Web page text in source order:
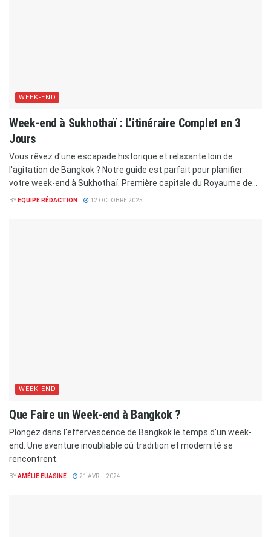
WEEK-END
Week-end à Sukhothaï : L’itinéraire Complet en 3
Jours
Vous rêvez d'une escapade historique et relaxante loin de
l'agitation de Bangkok ? Notre guide est parfait pour planifier
votre week-end à Sukhothaï. Première capitale du Royaume de...
BY EQUIPE RÉDACTION 12 OCTOBRE 2025
WEEK-END
Que Faire un Week-end à Bangkok ?
Plongez dans l'effervescence de Bangkok le temps d'un week-
end. Une aventure inoubliable où tradition et modernité se
rencontrent.
BYAMÉLIE EUASINE 21 AVRIL 2024